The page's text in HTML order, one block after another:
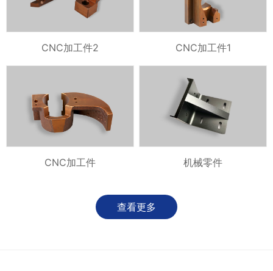
CNC加工件2 CNC加工件1
CNC加工件 机械零件
查看更多